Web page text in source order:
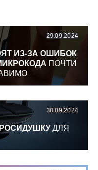
29.09.2024
ИЗ-ЗА ОШИБОК
ПОЧТИ
30.09.2024
ДЛЯ